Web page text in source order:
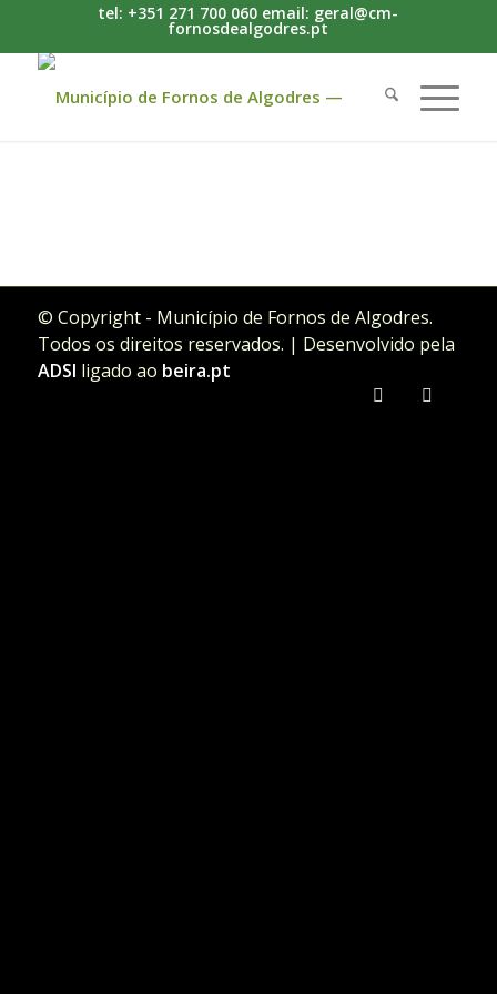
tel: +351 271 700 060 email: geral@cm-
fornosdealgodres.pt
© Copyright - Município de Fornos de Algodres.
Todos os direitos reservados. | Desenvolvido pela
ADSI ligado ao beira.pt